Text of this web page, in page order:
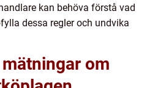
kan behöva förstå vad
dessa regler och undvika
om